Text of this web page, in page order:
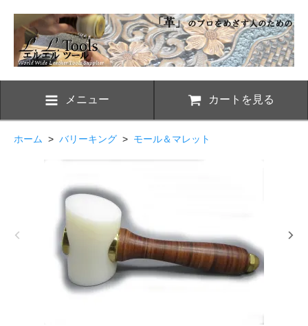
メニュー カートを見る
ホーム > バリーキング > モール＆マレット